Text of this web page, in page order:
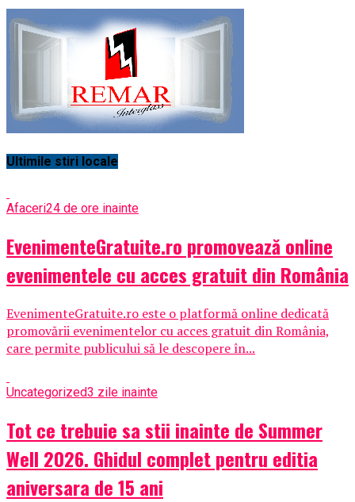
Ultimile stiri locale
Afaceri24 de ore inainte
EvenimenteGratuite.ro promovează online
evenimentele cu acces gratuit din România
EvenimenteGratuite.ro este o platformă online dedicată
promovării evenimentelor cu acces gratuit din România,
care permite publicului să le descopere în...
Uncategorized3 zile inainte
Tot ce trebuie sa stii inainte de Summer
Well 2026. Ghidul complet pentru editia
aniversara de 15 ani